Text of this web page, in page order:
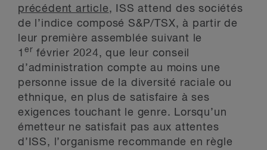
précédent article, ISS attend des sociétés
de l’indice composé S&P/TSX, à partir de
leur première assemblée suivant le
1 er février 2024, que leur conseil
d’administration compte au moins une
personne issue de la diversité raciale ou
ethnique, en plus de satisfaire à ses
exigences touchant le genre. Lorsqu’un
émetteur ne satisfait pas aux attentes
d’ISS, l’organisme recommande en règle